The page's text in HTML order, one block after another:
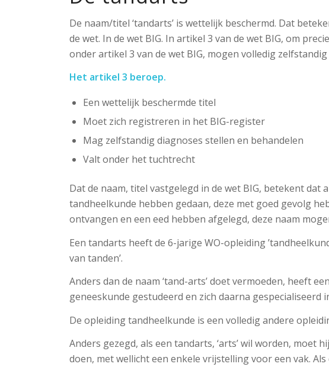
De naam/titel ‘tandarts’ is wettelijk beschermd. Dat
de wet. In de wet BIG. In artikel 3 van de wet BIG, om
onder artikel 3 van de wet BIG, mogen volledig
Het artikel 3 beroep.
Een wettelijk beschermde titel
Moet zich registreren in het BIG-register
Mag zelfstandig diagnoses stellen en behandelen
Valt onder het tuchtrecht
Dat de naam, titel vastgelegd in de wet BIG, betekent dat
tandheelkunde hebben gedaan, deze met goed gevolg
ontvangen en een eed hebben afgelegd, deze naam
Een tandarts heeft de 6-jarige WO-opleiding
van tanden’.
Anders dan de naam ‘tand-arts’ doet vermoeden, heeft
geneeskunde gestudeerd en zich daarna gespecialiseerd
De opleiding tandheelkunde is een volledig andere
Anders gezegd, als een tandarts, ‘arts’ wil worden, moet
doen, met wellicht een enkele vrijstelling voor een vak.